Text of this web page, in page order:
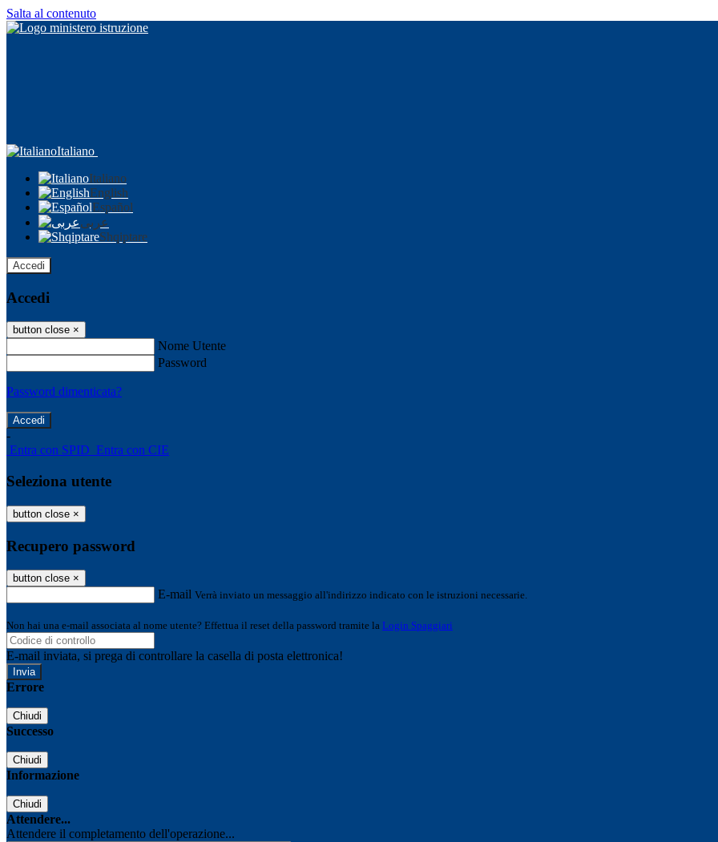
Salta al contenuto
Italiano
Italiano
English
Español
عربى
Shqiptare
Accedi
Accedi
button close ×
Nome Utente
Password
Password dimenticata?
-
Entra con SPID Entra con CIE
Seleziona utente
button close ×
Recupero password
button close ×
E-mail Verrà inviato un messaggio all'indirizzo indicato con le istruzioni necessarie.
Non hai una e-mail associata al nome utente? Effettua il reset della password tramite la Login Spaggiari
E-mail inviata, si prega di controllare la casella di posta elettronica!
Errore
Chiudi
Successo
Chiudi
Informazione
Chiudi
Attendere...
Attendere il completamento dell'operazione...